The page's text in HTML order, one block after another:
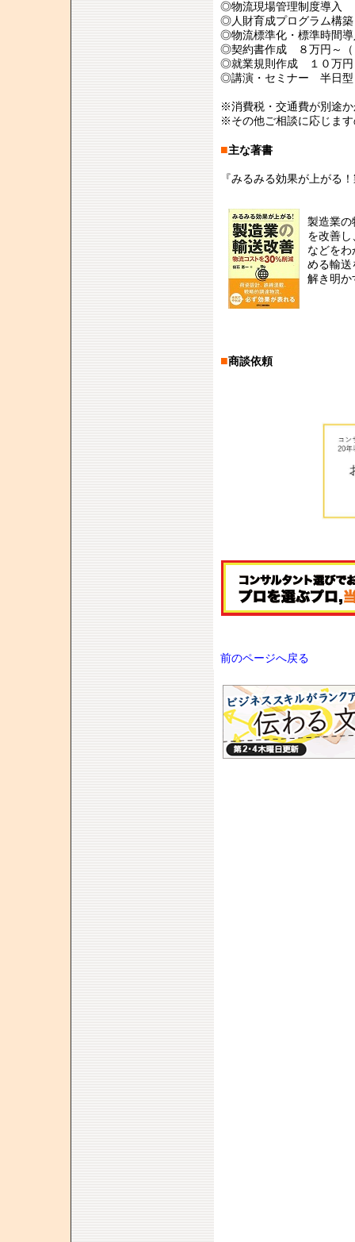
◎物流現場管理制度導入
◎人財育成プログラム構
◎物流標準化・標準時間
◎契約書作成 ８万円～（
◎就業規則作成 １０万円
◎講演・セミナー 半日型
※消費税・交通費が別途
※その他ご相談に応じま
■主な著書
『みるみる効果が上がる
製造業の
を改善
などを
める輸送
解き明か
■商談依頼
前のページへ戻る